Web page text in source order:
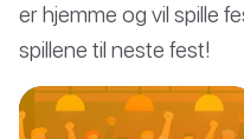
er hjemme og vil spille
spillene til neste fest!